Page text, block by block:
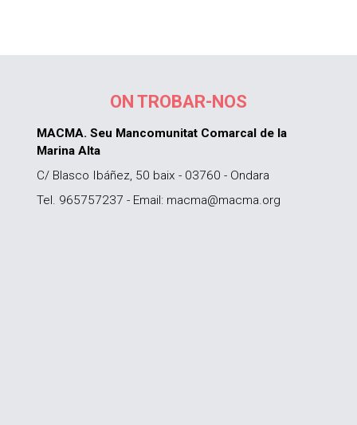
ON TROBAR-NOS
MACMA. Seu Mancomunitat Comarcal de la
Marina Alta
C/ Blasco Ibáñez, 50 baix - 03760 - Ondara
Tel. 965757237 - Email: macma@macma.org